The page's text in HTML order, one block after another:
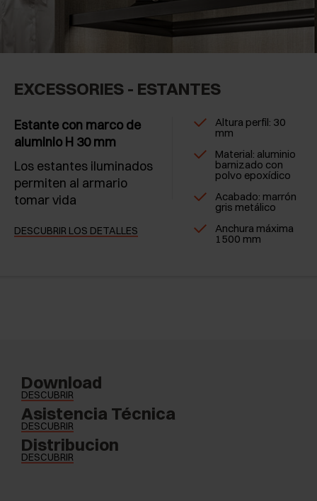
EXCESSORIES - ESTANTES
Estante con marco de
aluminio H 30 mm
Los estantes iluminados
permiten al armario
tomar vida
DESCUBRIR LOS DETALLES
Altura perfil: 30
mm
Material: aluminio
barnizado con
polvo epoxídico
Acabado: marrón
gris metálico
Anchura máxima
1500 mm
Download
DESCUBRIR
Asistencia Técnica
DESCUBRIR
Distribucion
DESCUBRIR